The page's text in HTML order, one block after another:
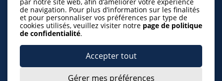
© 2026 Gazette de la Mauricie. Tous droits
de navigation. Pour plus d’information sur les finalités
et pour personnaliser vos préférences par type de
cookies utilisés, veuillez visiter notre page de politique
de confidentialité.
Accepter tout
Gérer mes préférences